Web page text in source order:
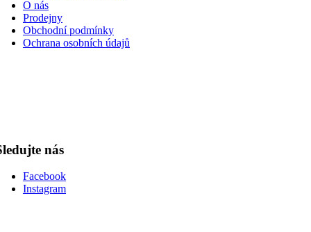
O nás
Prodejny
Obchodní podmínky
Ochrana osobních údajů
nás
Facebook
Instagram